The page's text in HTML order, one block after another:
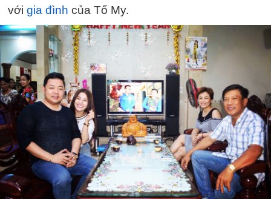
với gia đình của Tố My.